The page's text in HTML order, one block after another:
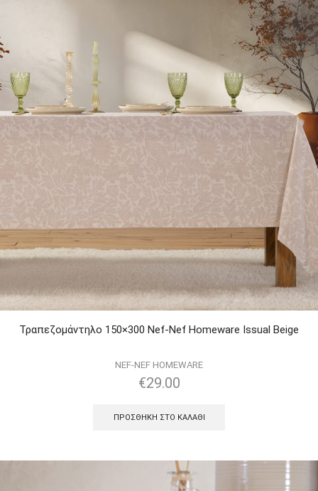
Τραπεζομάντηλo 150×300 Nef-Nef Homeware Issual Beige
NEF-NEF HOMEWARE
€29.00
ΠΡΟΣΘΉΚΗ ΣΤΟ ΚΑΛΆΘΙ